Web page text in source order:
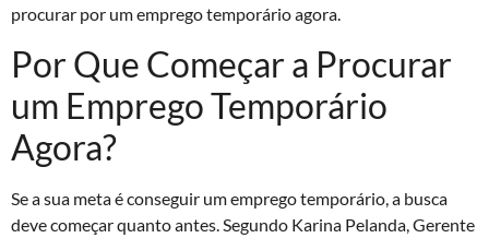
procurar por um emprego temporário agora.
Por Que Começar a Procurar
um Emprego Temporário
Agora?
Se a sua meta é conseguir um emprego temporário, a busca
deve começar quanto antes. Segundo Karina Pelanda, Gerente